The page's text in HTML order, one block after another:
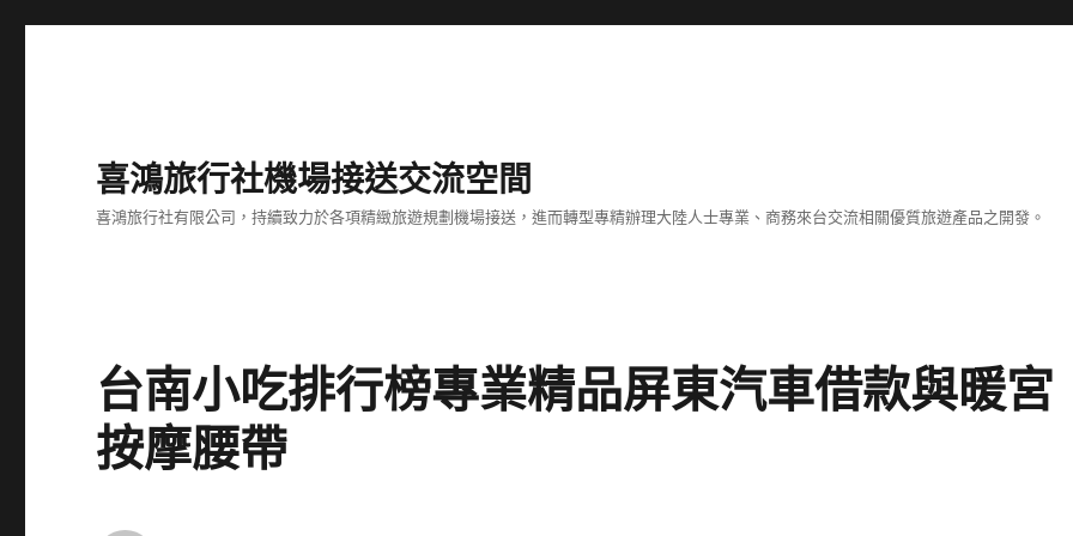
喜鴻旅行社機場接送交流空間
喜鴻旅行社有限公司，持續致力於各項精緻旅遊規劃機場接送，進而轉型專精辦理大陸人士專業、商務來台交流相關優質旅遊產品之開發。
台南小吃排行榜專業精品屏東汽車借款與暖宮
按摩腰帶